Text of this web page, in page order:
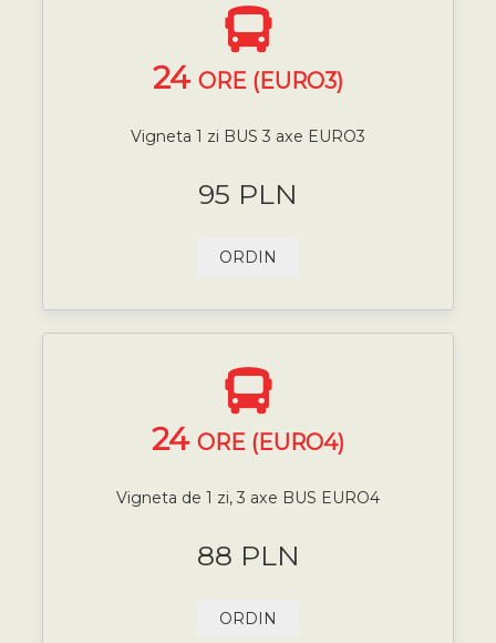
24 ORE (EURO3)
Vigneta 1 zi BUS 3 axe EURO3
95 PLN
ORDIN
24 ORE (EURO4)
Vigneta de 1 zi, 3 axe BUS EURO4
88 PLN
ORDIN